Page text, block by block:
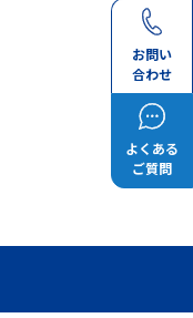
お問い
合わせ
よくある
ご質問